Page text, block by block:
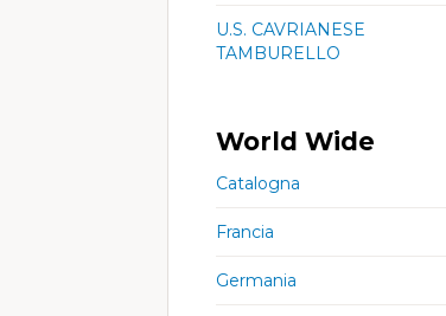
U.S. CAVRIANESE
TAMBURELLO
World Wide
Catalogna
Francia
Germania